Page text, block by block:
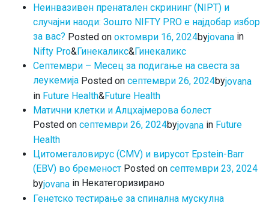
Неинвазивен пренатален скрининг (NIPT) и
случајни наоди: Зошто NIFTY PRO е најдобар избор
за вас? Posted on октомври 16, 2024byjovana in
Nifty Pro&Гинекаликс&Гинекаликс
Септември – Месец за подигање на свеста за
леукемија Posted on септември 26, 2024byjovana
in Future Health&Future Health
Матични клетки и Алцхајмерова болест
Posted on септември 26, 2024byjovana in Future
Health
Цитомегаловирус (CMV) и вирусот Epstein-Barr
(ЕBV) во бременост Posted on септември 23, 2024
byjovana in Некатегоризирано
Генетско тестирање за спинална мускулна